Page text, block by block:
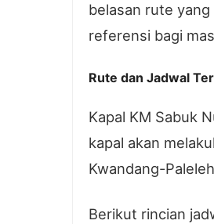
belasan rute
referensi bagi
Rute dan Jadwal
Kapal KM Sabuk
kapal akan
Kwandang-
Berikut rincian